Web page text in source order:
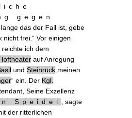
gegen
lange das der Fall ist, gebe
nicht frei.“ Vor einigen
ich dem
aufAnregung
undSteinrück meinen
“ ein. Der Kgl.
Seine Exzellenz
Speidel ,sagte
der ritterlichen